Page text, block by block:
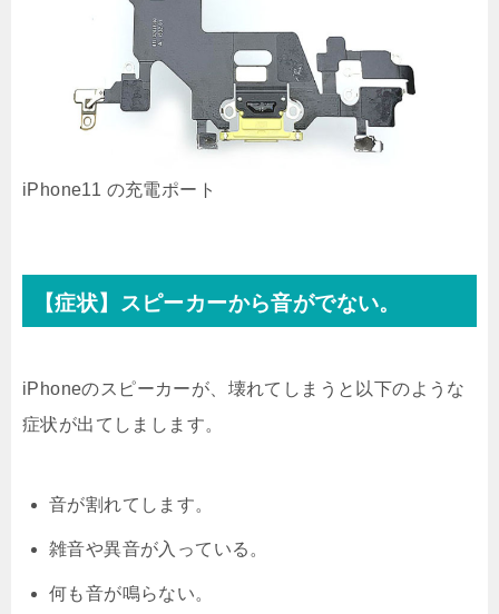
iPhone11 の充電ポート
【症状】スピーカーから音がでない。
iPhoneのスピーカーが、壊れてしまうと以下のような
症状が出てしまします。
音が割れてします。
雑音や異音が入っている。
何も音が鳴らない。